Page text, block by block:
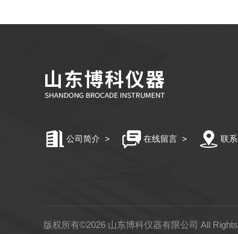
公司简介 > 在线留言 > 联
版权所有©2026 山东博科仪器有限公司 All